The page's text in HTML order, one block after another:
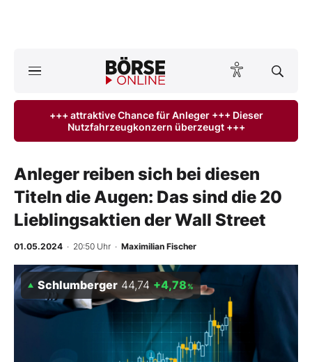
ktuelle Ausgabe BÖRSE ONLINE lesen
Anlageprodukte
Finanz-Check
Abo & Shop
BO-Musterdepots
Experten
+++ attraktive Chance für Anleger +++ Dieser
Nutzfahrzeugkonzern überzeugt +++
Anleger reiben sich bei diesen
Titeln die Augen: Das sind die 20
Lieblingsaktien der Wall Street
01.05.2024 · 20:50 Uhr · Maximilian Fischer
Schlumberger 44,74 +4,78%